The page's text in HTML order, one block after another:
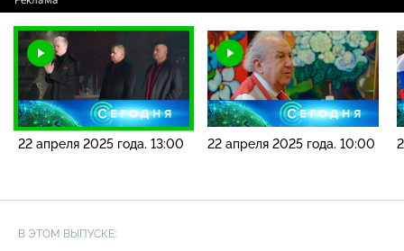
22 апреля 2025 года. 13:00 22 апреля 2025 года. 10:00
В ЭТОМ ВЫПУСКЕ: